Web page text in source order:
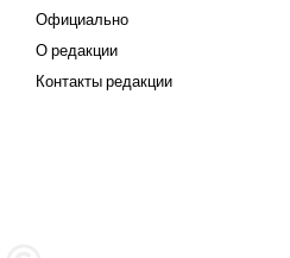
Официально
О редакции
Контакты редакции